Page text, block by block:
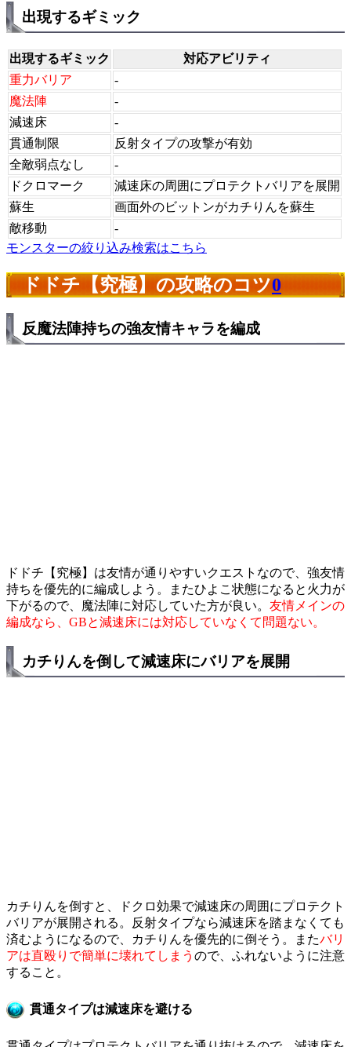
出現するギミック
出現するギミック
対応アビリティ
重力バリア
-
魔法陣
-
減速床
-
貫通制限
反射タイプの攻撃が有効
全敵弱点なし
-
ドクロマーク
減速床の周囲にプロテクトバリアを展開
蘇生
画面外のビットンがカチりんを蘇生
敵移動
-
モンスターの絞り込み検索はこちら
ドドチ【究極】の攻略のコツ0
反魔法陣持ちの強友情キャラを編成
ドドチ【究極】は友情が通りやすいクエストなので、強友情
持ちを優先的に編成しよう。またひよこ状態になると火力が
下がるので、魔法陣に対応していた方が良い。 友情メインの
編成なら、GBと減速床には対応していなくて問題ない。
カチりんを倒して減速床にバリアを展開
カチりんを倒すと、ドクロ効果で減速床の周囲にプロテクト
バリアが展開される。反射タイプなら減速床を踏まなくても
済むようになるので、カチりんを優先的に倒そう。またバリ
アは直殴りで簡単に壊れてしまう ので、ふれないように注意
すること。
貫通タイプは減速床を避ける